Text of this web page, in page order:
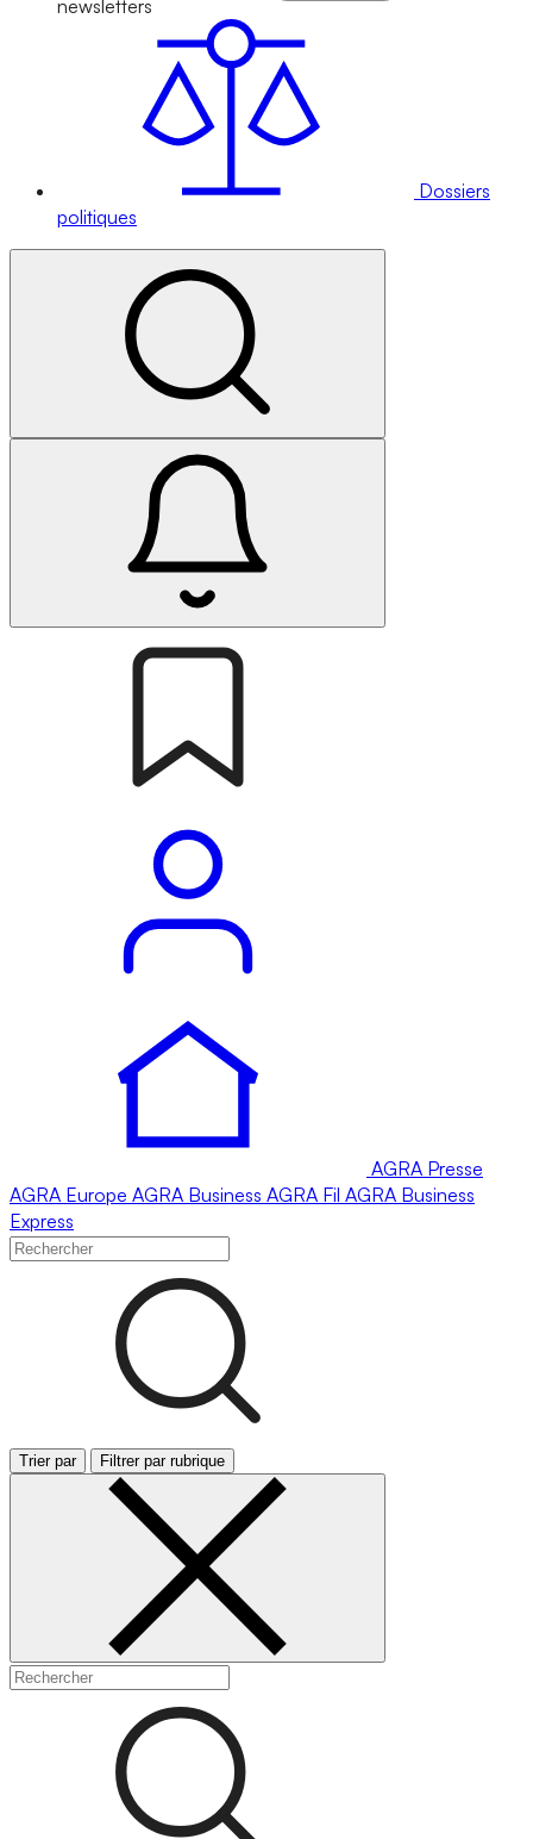
newsletters
Dossiers
politiques
AGRA Presse
AGRA Europe AGRA Business AGRA Fil AGRA Business
Express
Trier par Filtrer par rubrique